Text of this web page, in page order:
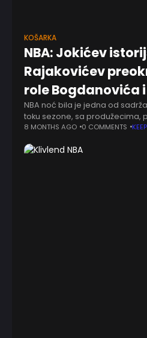
KOŠARKA
NBA: Jokićev
Rajakovićev
role Bogdanovića
NBA noć bila je jedna od
toku sezone, sa produžecima,
partijama koje dodatno
8 MONTHS AGO 0 COMMENTS